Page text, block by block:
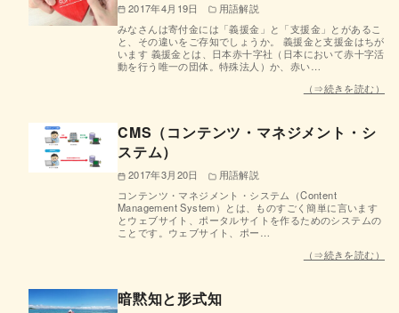
2017年4月19日
用語解説
みなさんは寄付金には「義援金」と「支援金」とがあるこ
と、その違いをご存知でしょうか。 義援金と支援金はちが
います 義援金とは、日本赤十字社（日本において赤十字活
動を行う唯一の団体。特殊法人）か、赤い…
（⇒続きを読む）
CMS（コンテンツ・マネジメント・シ
ステム）
2017年3月20日
用語解説
コンテンツ・マネジメント・システム（Content
Management System）とは、ものすごく簡単に言います
とウェブサイト、ポータルサイトを作るためのシステムの
ことです。ウェブサイト、ポー…
（⇒続きを読む）
暗黙知と形式知